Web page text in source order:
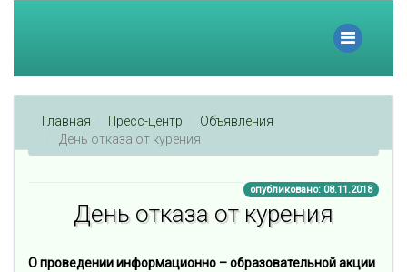
Главная Пресс-центр
Объявления
День отказа от курения
опубликовано: 08.11.2018
День отказа от курения
О проведении информационно – образовательной акции